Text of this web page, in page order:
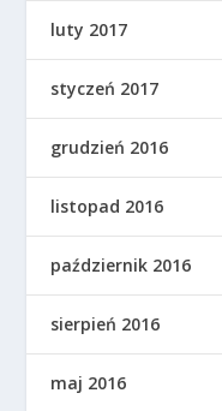
luty 2017
styczeń 2017
grudzień 2016
listopad 2016
październik 2016
sierpień 2016
maj 2016